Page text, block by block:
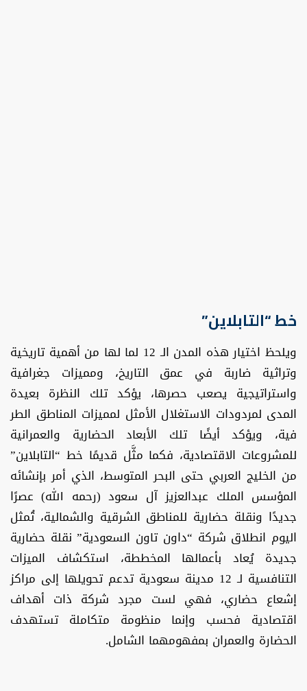
خط “التابلاين”
ويلحظ اختيار هذه المدن الـ 12 لما لها من أهمية تاريخية
وتراثية ضاربة في عمق التاريخ، ومميزات جغرافية
واستراتيجية يصعب حصرها، يؤكد تلك النظرة بعيدة
المدى لمردودات الاستغلال الأمثل لمميزات المناطق الطر
فية، ويؤكد أيضًا تلك الأبعاد الحضارية والعمرانية
للمشروعات الاقتصادية، فكما مثَّل قديمًا خط “التابلاين”
من الخليج العربي حتى البحر المتوسط، الذي أمر بإنشائه
المؤسس الملك عبدالعزيز آل سعود (رحمه الله) عصرًا
جديدًا ونقلة حضارية للمناطق الشرقية والشمالية، تُمثل
اليوم انطلاق شركة “داون تاون السعودية” نقلة حضارية
جديدة يُعاد بأعمالها المخططة، استكشاف الميزات
التنافسية لـ 12 مدينة سعودية تدعم تحويلها إلى مراكز
إشعاع حضاري، فهي لست مجرد شركة ذات أهداف
اقتصادية فحسب وإنما منظومة متكاملة تستهدف
الحضارة والعمران بمفهومهما الشامل.